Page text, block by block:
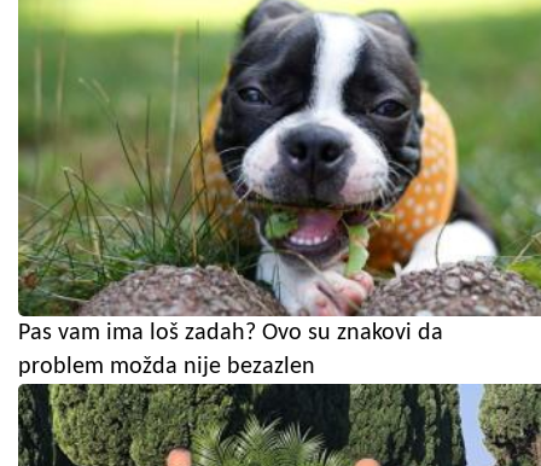
Pas vam ima loš zadah? Ovo su znakovi da
problem možda nije bezazlen